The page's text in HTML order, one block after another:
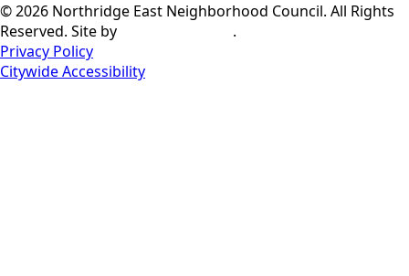
© 2026 Northridge East Neighborhood Council. All Rights
Reserved. Site by
.
Privacy Policy
Citywide Accessibility